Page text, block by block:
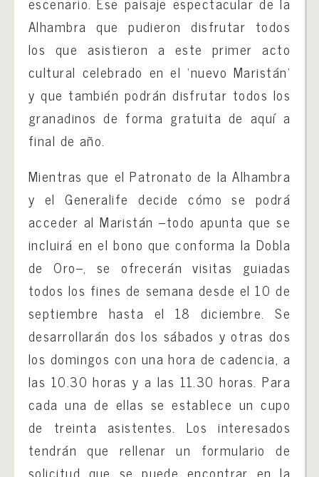
Alhambra que pudieron disfrutar todos
los que asistieron a este primer acto
cultural celebrado en el ‘nuevo Maristán’
y que también podrán disfrutar todos los
granadinos de forma gratuita de aquí a
final de año.
Mientras que el Patronato de la Alhambra
y el Generalife decide cómo se podrá
acceder al Maristán –todo apunta que se
incluirá en el bono que conforma la Dobla
de Oro–, se ofrecerán visitas guiadas
todos los fines de semana desde el 10 de
septiembre hasta el 18 diciembre. Se
desarrollarán dos los sábados y otras dos
los domingos con una hora de cadencia, a
las 10.30 horas y a las 11.30 horas. Para
cada una de ellas se establece un cupo
de treinta asistentes. Los interesados
tendrán que rellenar un formulario de
solicitud que se puede encontrar en la